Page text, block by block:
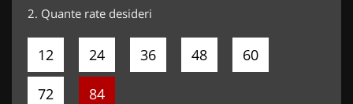
2. Quante rate desideri
12 24 36 48 60
72 84